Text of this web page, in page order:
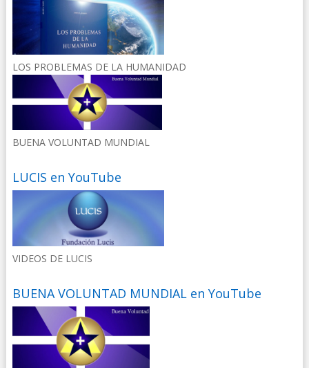
LOS PROBLEMAS DE LA HUMANIDAD
BUENA VOLUNTAD MUNDIAL
LUCIS en YouTube
VIDEOS DE LUCIS
BUENA VOLUNTAD MUNDIAL en YouTube